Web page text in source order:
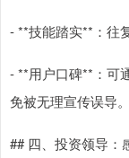
- **技能踏实**：往
- **用户口碑**：可
免被无理宣传误导。
## 四、投资领导：